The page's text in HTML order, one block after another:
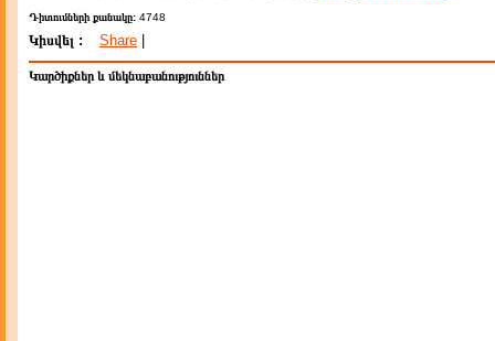
Դիտումների քանակը: 4748
Կիսվել : Share
Կարծիքներ և մեկնաբանություններ